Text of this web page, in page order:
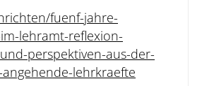
fuenf-jahre-
lehramt-reflexion-
perspektiven-aus-der-
lehrkraefte